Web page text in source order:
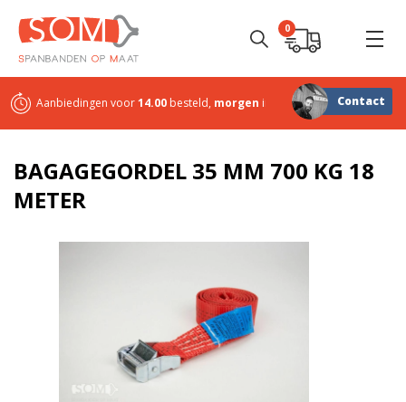
0
Aanbiedingen voor14.00 besteld, morgen in huisSterk in maatwerk
Contact
BAGAGEGORDEL 35 MM 700 KG 18
METER